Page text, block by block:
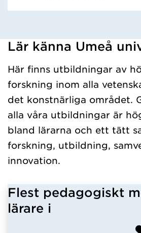
Har hämtat kursochkurspaket.
Lär känna Umeå
Här finns utbildningar av
forskning inom alla
det konstnärliga området.
alla våra utbildningar är
bland lärarna och ett tätt
forskning, utbildning,
innovation.
Flest pedagogiskt
lärare i